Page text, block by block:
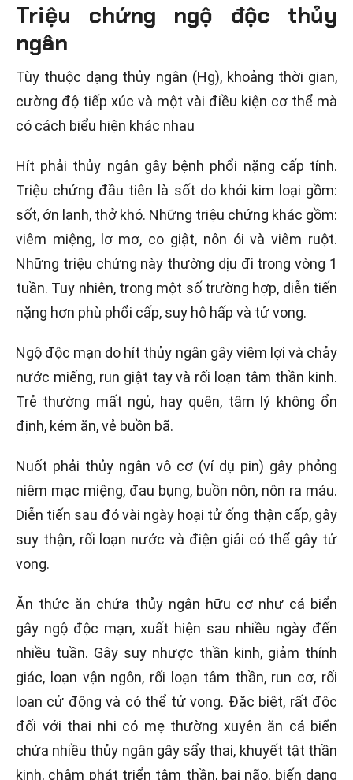
Triệu chứng ngộ độc thủy
ngân
Tùy thuộc dạng thủy ngân (Hg), khoảng thời gian,
cường độ tiếp xúc và một vài điều kiện cơ thể mà
có cách biểu hiện khác nhau
Hít phải thủy ngân gây bệnh phổi nặng cấp tính.
Triệu chứng đầu tiên là sốt do khói kim loại gồm:
sốt, ớn lạnh, thở khó. Những triệu chứng khác gồm:
viêm miệng, lơ mơ, co giật, nôn ói và viêm ruột.
Những triệu chứng này thường dịu đi trong vòng 1
tuần. Tuy nhiên, trong một số trường hợp, diễn tiến
nặng hơn phù phổi cấp, suy hô hấp và tử vong.
Ngộ độc mạn do hít thủy ngân gây viêm lợi và chảy
nước miếng, run giật tay và rối loạn tâm thần kinh.
Trẻ thường mất ngủ, hay quên, tâm lý không ổn
định, kém ăn, vẻ buồn bã.
Nuốt phải thủy ngân vô cơ (ví dụ pin) gây phỏng
niêm mạc miệng, đau bụng, buồn nôn, nôn ra máu.
Diễn tiến sau đó vài ngày hoại tử ống thận cấp, gây
suy thận, rối loạn nước và điện giải có thể gây tử
vong.
Ăn thức ăn chứa thủy ngân hữu cơ như cá biển
gây ngộ độc mạn, xuất hiện sau nhiều ngày đến
nhiều tuần. Gây suy nhược thần kinh, giảm thính
giác, loạn vận ngôn, rối loạn tâm thần, run cơ, rối
loạn cử động và có thể tử vong. Đặc biệt, rất độc
đối với thai nhi có mẹ thường xuyên ăn cá biển
chứa nhiều thủy ngân gây sẩy thai, khuyết tật thần
kinh, chậm phát triển tâm thần, bại não, biến dạng